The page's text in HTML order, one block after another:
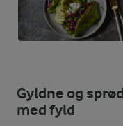
Gyldne og
med fyld